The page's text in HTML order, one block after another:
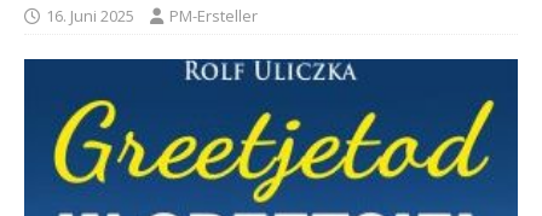
16. Juni 2025 PM-Ersteller